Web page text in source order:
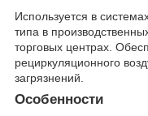
Используется в
типа в
торговых центрах.
рециркуляционного
загрязнений.
Особенности